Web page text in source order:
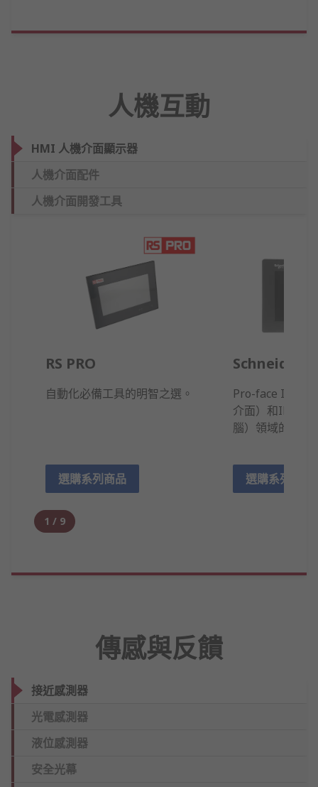
人機互動
HMI 人機介面顯示器
人機介面配件
人機介面開發工具
RS PRO
自動化必備工具的明智之選。
選購系列商品
Schneider
Pro-face India
介面）和IPC（
腦）領域的領導
選購系列商品
1 / 9
傳感與反饋
接近感測器
光電感測器
液位感測器
安全光幕